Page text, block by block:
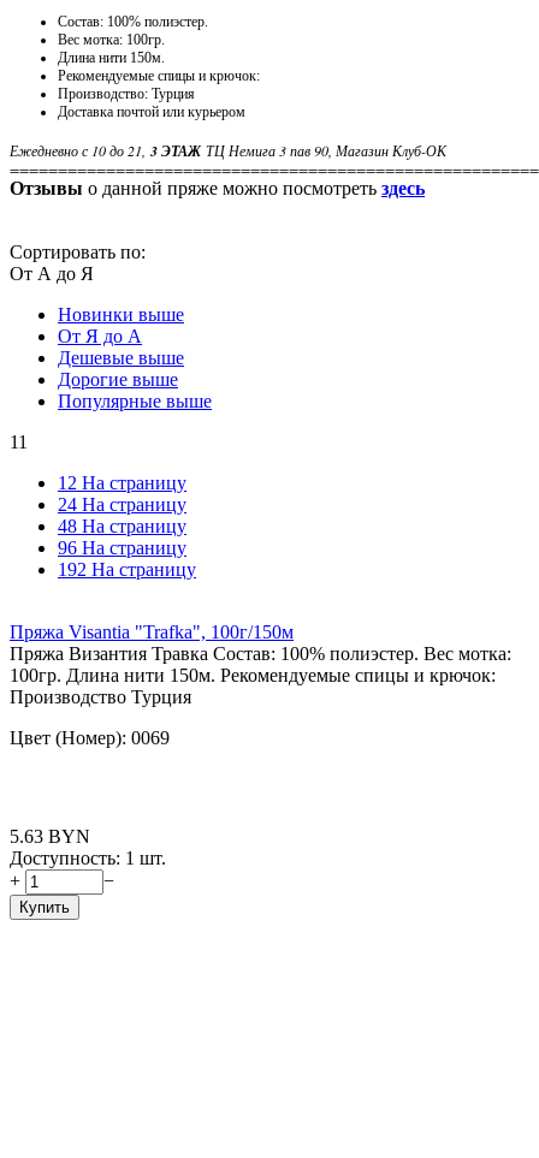
Состав: 100% полиэстер.
Вес мотка: 100гр.
Длина нити 150м.
Рекомендуемые спицы и крючок:
Производство: Турция
Доставка почтой или курьером
Ежедневно с 10 до 21, 3 ЭТАЖТЦ Немига 3 пав 90, Магазин Клуб-ОК
Отзывы о данной пряже можно посмотреть здесь
Сортировать по:
От А до Я
Новинки выше
От Я до А
Дешевые выше
Дорогие выше
Популярные выше
11
12 На страницу
24 На страницу
48 На страницу
96 На страницу
192 На страницу
Пряжа Visantia "Trafka", 100г/150м
Пряжа Византия Травка Состав: 100% полиэстер. Вес мотка:
100гр. Длина нити 150м. Рекомендуемые спицы и крючок:
Производство Турция
Цвет (Номер): 0069
5.63 BYN
Доступность: 1 шт.
+
−
Купить